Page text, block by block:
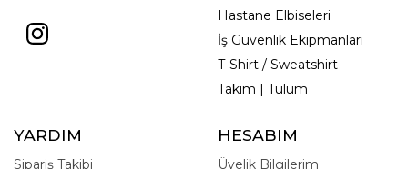
Hastane Elbiseleri
İş Güvenlik Ekipmanları
T-Shirt / Sweatshirt
Takım | Tulum
YARDIM
Sipariş Takibi
HESABIM
Üyelik Bilgilerim